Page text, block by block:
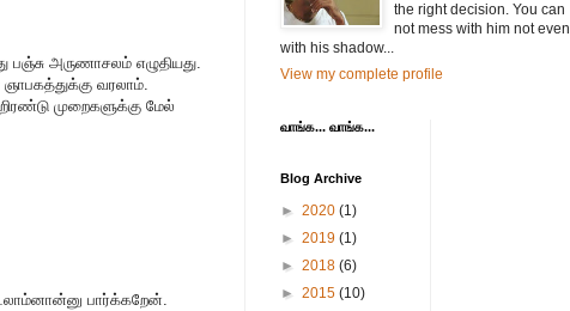
அருணாசலம் எழுதியது.
வரலாம்.
முறைகளுக்கு மேல்
பார்க்கறேன்.
the right decision. You can
not mess with him not even
with his shadow...
View my complete profile
வாங்க... வாங்க...
Blog Archive
► 2020 (1)
► 2019 (1)
► 2018 (6)
► 2015 (10)